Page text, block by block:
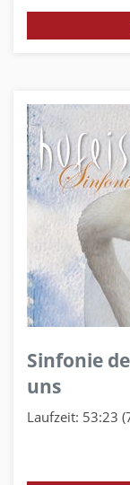
Sinfonie
uns
Laufzeit: 53:23